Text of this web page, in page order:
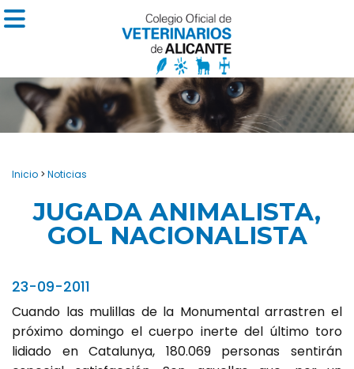
Inicio > Noticias
JUGADA ANIMALISTA,
GOL NACIONALISTA
23-09-2011
Cuando las mulillas de la Monumental arrastren el
próximo domingo el cuerpo inerte del último toro
lidiado en Catalunya, 180.069 personas sentirán